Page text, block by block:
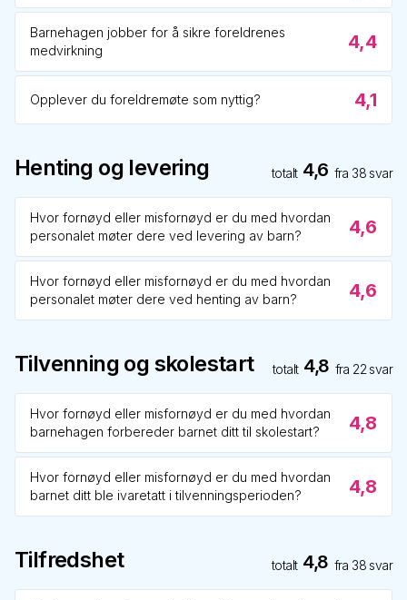
Barnehagen jobber for å sikre foreldrenes
medvirkning
4,4
Opplever du foreldremøte som nyttig? 4,1
Henting og levering totalt 4,6 fra 38 svar
Hvor fornøyd eller misfornøyd er du med hvordan
personalet møter dere ved levering av barn?
4,6
Hvor fornøyd eller misfornøyd er du med hvordan
personalet møter dere ved henting av barn?
4,6
Tilvenning og skolestart totalt 4,8 fra 22 svar
Hvor fornøyd eller misfornøyd er du med hvordan
barnehagen forbereder barnet ditt til skolestart?
4,8
Hvor fornøyd eller misfornøyd er du med hvordan
barnet ditt ble ivaretatt i tilvenningsperioden?
4,8
Tilfredshet totalt 4,8 fra 38 svar